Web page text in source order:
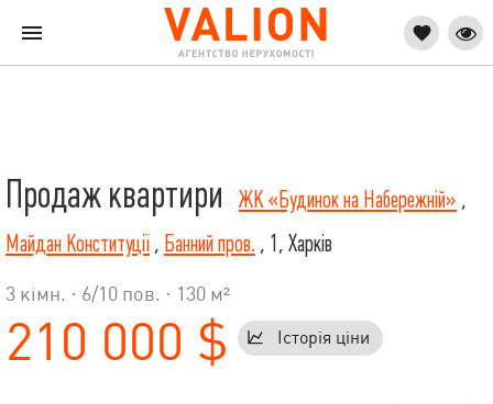
Продаж квартири ЖК «Будинок на Набережній» ,
Майдан Конституції , Банний пров. , 1, Харків
3 кімн. · 6/10 пов. · 130 м²
210 000 $ Історія ціни